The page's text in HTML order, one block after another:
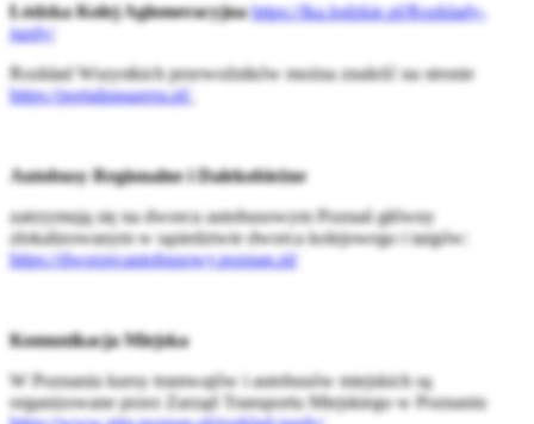
Łódzka Kolej Aglomeracyjnahttps://lka.lodzkie.pl/Rozklady-
jazdy/
Rozkład Wszystkich przewoźników można znaleźć na stronie
https://portalpasazera.pl/
Autobusy Regionalne i Dalekobieżne
zatrzymują się na dworcu autobusowym Poznań główny
zlokalizowanym w sąsiedztwie dworca kolejowego i targów:
https://dworzecautobusowy.poznan.pl/
Komunikacja Miejska
W Poznaniu kursy tramwajów i autobusów miejskich są
organizowane przez Zarząd Transportu Miejskiego w Poznaniu